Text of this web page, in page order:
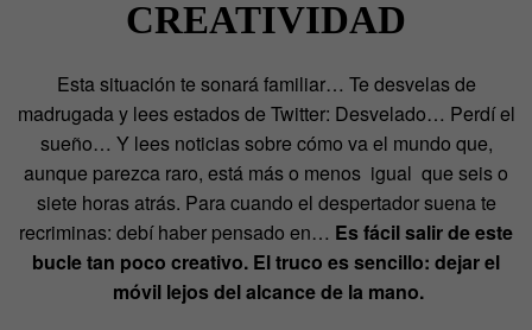
CREATIVIDAD
Esta situación te sonará familiar… Te desvelas de
madrugada y lees estados de Twitter: Desvelado… Perdí el
sueño… Y lees noticias sobre cómo va el mundo que,
aunque parezca raro, está más o menos igual que seis o
siete horas atrás. Para cuando el despertador suena te
recriminas: debí haber pensado en… Es fácil salir de este
bucle tan poco creativo. El truco es sencillo: dejar el
móvil lejos del alcance de la mano.